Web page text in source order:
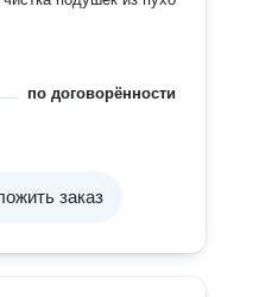
по договорённости
заказ